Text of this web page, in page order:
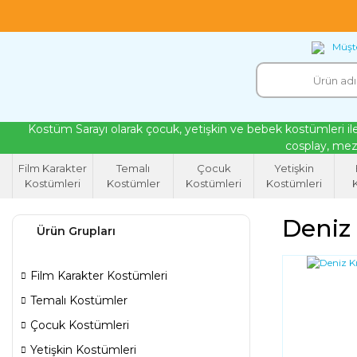
Kostüm Sarayı olarak çocuk, yetişkin ve bebek kostümleri
cosplay,
Film Karakter
Kostümleri
Temalı
Kostümler
Çocuk
Kostümleri
Yetişkin
Kostümleri
Ürün Grupları
Film Karakter Kostümleri
Temalı Kostümler
Çocuk Kostümleri
Yetişkin Kostümleri